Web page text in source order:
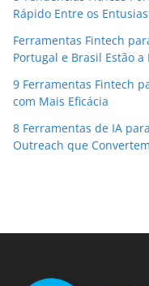
Rápido Entre os
Ferramentas Fintech
Portugal e Brasil Estão
9 Ferramentas Fintech
com Mais Eficácia
8 Ferramentas de IA
Outreach que Convertem